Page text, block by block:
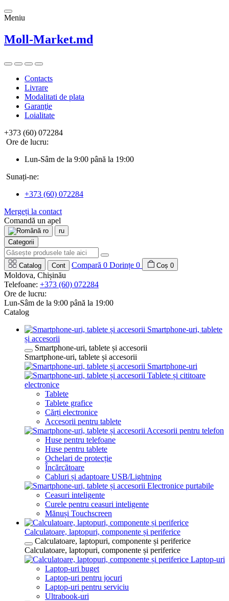
Meniu
Moll-Market.md
Contacts
Livrare
Modalitati de plata
Garanţie
Loialitate
+373 (60) 072284
Ore de lucru:
Lun-Sâm de la 9:00 până la 19:00
Sunați-ne:
+373 (60) 072284
Mergeți la contact
Comandă un apel
ro
ru
Categorii
Catalog Cont Compară 0 Dorințe 0 Coș 0
Moldova, Chișinău
Telefoane: +373 (60) 072284
Ore de lucru:
Lun-Sâm de la 9:00 până la 19:00
Catalog
Smartphone-uri, tablete
și accesorii
Smartphone-uri, tablete și accesorii
Smartphone-uri, tablete și accesorii
Smartphone-uri
Tablete și cititoare
electronice
Tablete
Tablete grafice
Cărți electronice
Accesorii pentru tablete
Accesorii pentru telefon
Huse pentru telefoane
Huse pentru tablete
Ochelari de protecție
Încărcătoare
Cabluri și adaptoare USB/Lightning
Electronice purtabile
Ceasuri inteligente
Curele pentru ceasuri inteligente
Mănuși Touchscreen
Calculatoare, laptopuri, componente și periferice
Calculatoare, laptopuri, componente și periferice
Calculatoare, laptopuri, componente și periferice
Laptop-uri
Laptop-uri buget
Laptop-uri pentru jocuri
Laptop-uri pentru serviciu
Ultrabook-uri